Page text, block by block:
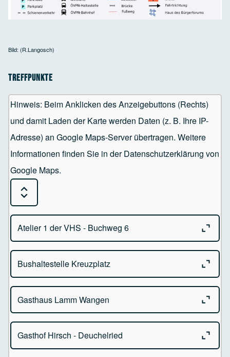
Bild: (R.Langosch)
Treffpunkte
Hinweis: Beim Anklicken des Anzeigebuttons (Rechts)
und damit Laden der Karte werden Daten (z. B. Ihre IP-
Adresse) an Google Maps-Server übertragen. Weitere
Informationen finden Sie in der Datenschutzerklärung von
Google Maps.
Expand or Collapse all sections
Atelier 1 der VHS - Buchweg 6 Close
Atelier 1 der VHS
Bushaltestelle Kreuzplatz Close
Kreuzplatz - 88239 Wangen im Allgäu
Gasthaus Lamm Wangen Close
Gasthaus Lamm Bindstr. 60
Gasthof Hirsch - Deuchelried Close